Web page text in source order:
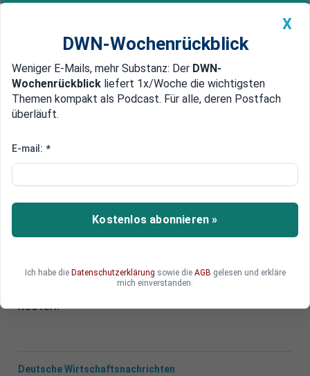
Newsticker MEIN DWN: Geldanlage Premium
Edelmetalle DWN-Magazin China
180 Milliarden Euro: Droht ein
für Deutschland?
Wenn Donald Trump ein zweites Mal US-
Präsident wird, hätte das gravierende Folgen für
Handelskrieg dürfte die deutschen Wirtschaft
laut einer neuen Studie bis zu 180 Milliarden Euro
kosten.
Deutsche Wirtschaftsnachrichten
X
DWN-Wochenrückblick
Weniger E-Mails, mehr Substanz: Der DWN-
Wochenrückblick liefert 1x/Woche die wichtigsten
Themen kompakt als Podcast. Für alle, deren Postfach
überläuft.
E-mail: *
Kostenlos abonnieren »
Ich habe die Datenschutzerklärung sowie die AGB gelesen und erkläre
mich einverstanden.